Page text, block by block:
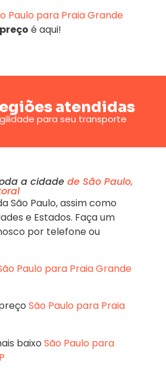
Paulo para Praia Grande
é aqui!
atendidas
para seu transporte
a cidade de São Paulo,
São Paulo, assim como
e Estados. Faça um
por telefone ou
Paulo para Praia Grande
São Paulo para Praia
baixo São Paulo para